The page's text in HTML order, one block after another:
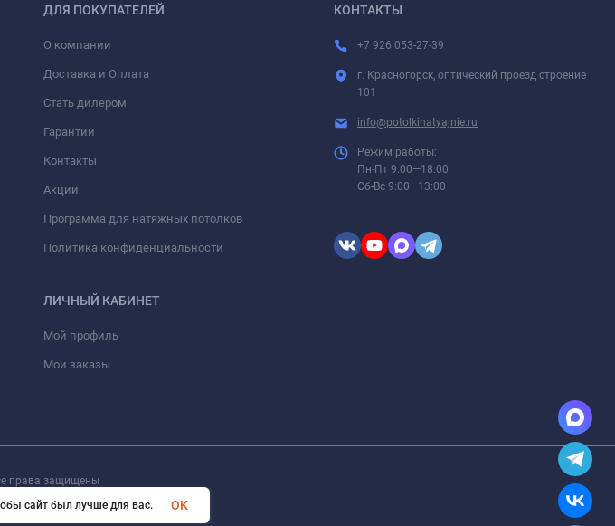
ДЛЯ ПОКУПАТЕЛЕЙ
О компании
Доставка и Оплата
Стать дилером
Гарантии
Контакты
Акции
Программа для натяжных потолков
Политика конфиденциальности
ЛИЧНЫЙ КАБИНЕТ
Мой профиль
Мои заказы
КОНТАКТЫ
+7 926 053-27-39
г. Красногорск, оптический проезд строение
101
info@potolkinatyajnie.ru
Режим работы:
Пн-Пт 9:00—18:00
Сб-Вс 9:00—13:00
права защищены
сайт был лучше для вас.
OK